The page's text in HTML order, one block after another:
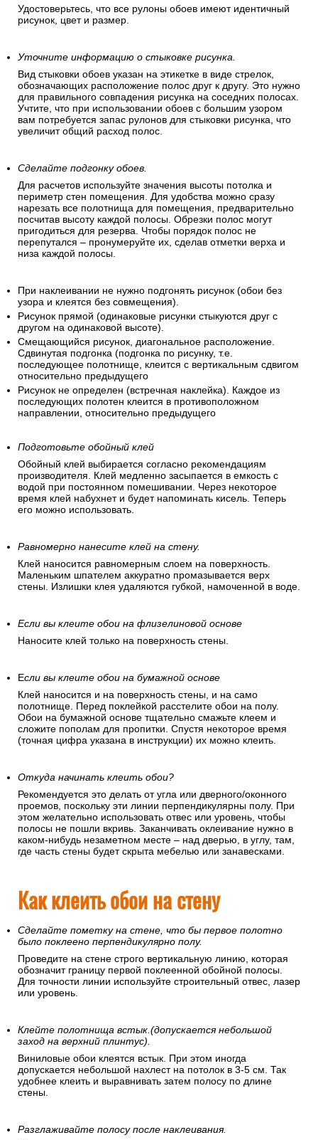
Удостоверьтесь, что все рулоны обоев имеют идентичный
рисунок, цвет и размер.
Уточните информацию о стыковке рисунка.
Вид стыковки обоев указан на этикетке в виде стрелок,
обозначающих расположение полос друг к другу. Это нужно
для правильного совпадения рисунка на соседних полосах.
Учтите, что при использовании обоев с большим узором
вам потребуется запас рулонов для стыковки рисунка, что
увеличит общий расход полос.
Сделайте подгонку обоев.
Для расчетов используйте значения высоты потолка и
периметр стен помещения. Для удобства можно сразу
нарезать все полотнища для помещения, предварительно
посчитав высоту каждой полосы. Обрезки полос могут
пригодиться для резерва. Чтобы порядок полос не
перепутался – пронумеруйте их, сделав отметки верха и
низа каждой полосы.
При наклеивании не нужно подгонять рисунок (обои без
узора и клеятся без совмещения).
Рисунок прямой (одинаковые рисунки стыкуются друг с
другом на одинаковой высоте).
Смещающийся рисунок, диагональное расположение.
Сдвинутая подгонка (подгонка по рисунку, т.е.
последующее полотнище, клеится с вертикальным сдвигом
относительно предыдущего
Рисунок не определен (встречная наклейка). Каждое из
последующих полотен клеится в противоположном
направлении, относительно предыдущего
Подготовьте обойный клей
Обойный клей выбирается согласно рекомендациям
производителя. Клей медленно засыпается в емкость с
водой при постоянном помешивании. Через некоторое
время клей набухнет и будет напоминать кисель. Теперь
его можно использовать.
Равномерно нанесите клей на стену.
Клей наносится равномерным слоем на поверхность.
Маленьким шпателем аккуратно промазывается верх
стены. Излишки клея удаляются губкой, намоченной в воде.
Если вы клеите обои на флизелиновой основе
Наносите клей только на поверхность стены.
Если вы клеите обои на бумажной основе
Клей наносится и на поверхность стены, и на само
полотнище. Перед поклейкой расстелите обои на полу.
Обои на бумажной основе тщательно смажьте клеем и
сложите пополам для пропитки. Спустя некоторое время
(точная цифра указана в инструкции) их можно клеить.
Откуда начинать клеить обои?
Рекомендуется это делать от угла или дверного/оконного
проемов, поскольку эти линии перпендикулярны полу. При
этом желательно использовать отвес или уровень, чтобы
полосы не пошли вкривь. Заканчивать оклеивание нужно в
каком-нибудь незаметном месте – над дверью, в углу, там,
где часть стены будет скрыта мебелью или занавесками.
Как клеить обои на стену
Сделайте пометку на стене, что бы первое полотно
было поклеено перпендикулярно полу.
Проведите на стене строго вертикальную линию, которая
обозначит границу первой поклеенной обойной полосы.
Для точности линии используйте строительный отвес, лазер
или уровень.
Клейте полотнища встык.(допускается небольшой
заход на верхний плинтус).
Виниловые обои клеятся встык. При этом иногда
допускается небольшой нахлест на потолок в 3-5 см. Так
удобнее клеить и выравнивать затем полосу по длине
стены.
Разглаживайте полосу после наклеивания.